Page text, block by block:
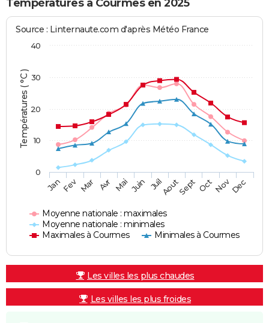
Températures à Courmes en 2025
Températures ( °C )
Source : Linternaute.com d'après Météo France
Moyenne nationale : maximales
Moyenne nationale : minimales
Maximales à Courmes
Minimales à Courmes
JanFev Mar Avr Mai Juin JuilAoutSept OctNovDec
0
10
20
30
40
Les villes les plus chaudes
Les villes les plus froides